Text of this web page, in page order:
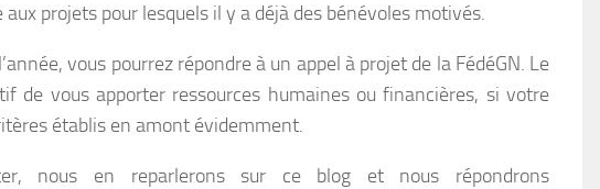
projets pour lesquels il y a déjà des bénévoles motivés.
vous pourrez répondre à un appel à projet de la FédéGN. Le
de vous apporter ressources humaines ou financières, si votre
établis en amont évidemment.
nous en reparlerons sur ce blog et nous répondrons